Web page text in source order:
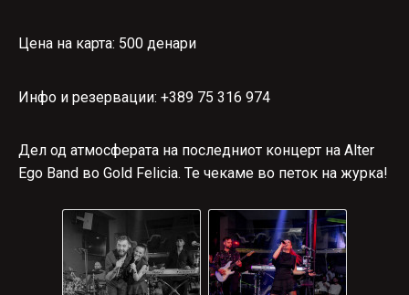
Цена на карта: 500 денари
Инфо и резервации: +389 75 316 974
Дел од атмосферата на последниот концерт на Alter
Ego Band во Gold Felicia. Те чекаме во петок на журка!